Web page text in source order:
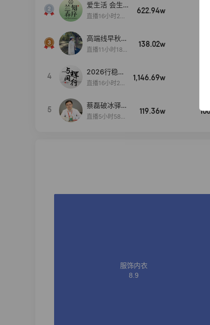
爱生活 会生
活
直播16小时24
622.94w
高端线早秋现
货首发
直播11小时18分
138.02w
4
2026行稳致
远
直播16小时20
1,146.69w
5
蔡磊破冰驿站
直播间好物分
直播5小时58分
119.36w